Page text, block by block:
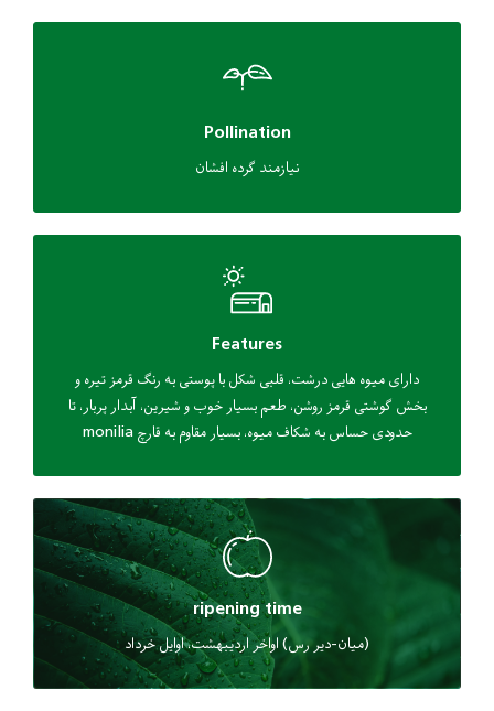
Pollination
نیازمند گرده افشان
Features
دارای میوه هایی درشت، قلبی شکل با پوستی به رنگ قرمز تیره و
بخش گوشتی قرمز روشن، طعم بسیار خوب و شیرین، آبدار پربار، تا
حدودی حساس به شکاف میوه، بسیار مقاوم به قارچ monilia
ripening time
(میان-دیر رس) اواخر اردیبهشت، اوایل خرداد